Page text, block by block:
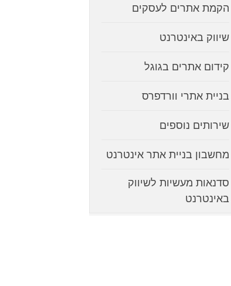
הקמת אתרים לעסקים
שיווק באינטרנט
קידום אתרים בגוגל
בניית אתרי וורדפרס
שירותים נוספים
מחשבון בניית אתר אינטרנט
סדנאות מעשיות לשיווק
באינטרנט